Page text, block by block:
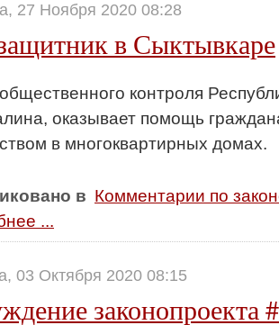
27 Ноября 2020 08:28
в Сыктывкаре
контроля
оказывает помощь
в многоквартирных домах.
в Комментарии по
...
03 Октября 2020 08:15
законопроекта